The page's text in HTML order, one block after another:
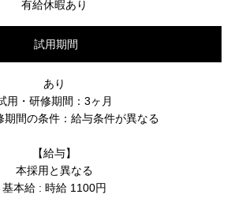
有給休暇あり
試用期間
あり
用・研修期間：3ヶ月
期間の条件：給与条件が異なる
【給与】
本採用と異なる
基本給 : 時給 1100円